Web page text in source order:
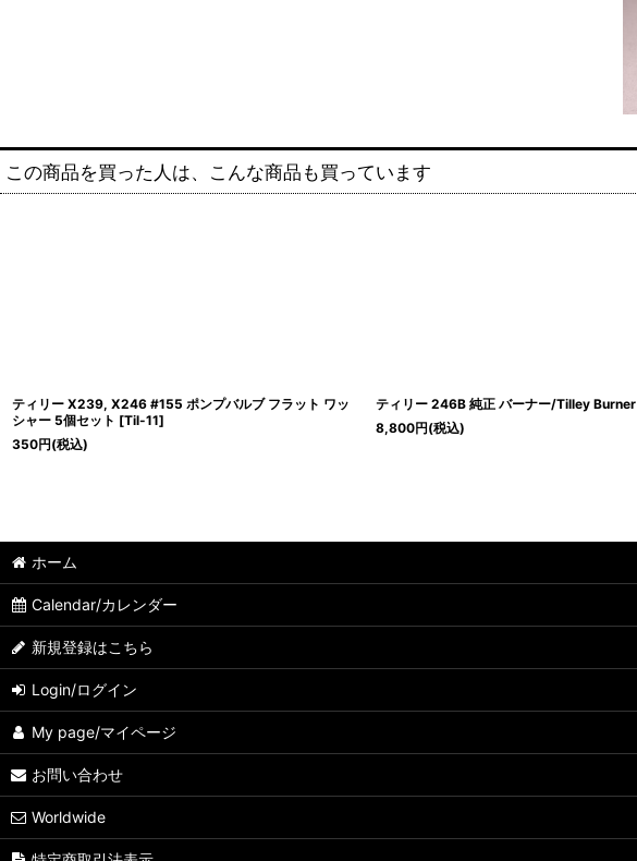
この商品を買った人は、こんな商品も買っています
ティリー X239, X246 #155 ポンプバルブ フラット ワッ
シャー 5個セット [Til-11]
350円(税込)
ティリー 246B 純正 バーナー/Tilley Burner
8,800円(税込)
ホーム
Calendar/カレンダー
新規登録はこちら
Login/ログイン
My page/マイページ
お問い合わせ
Worldwide